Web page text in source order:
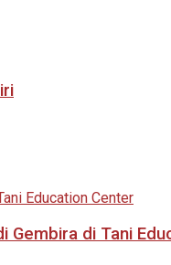
Gembira di Tani